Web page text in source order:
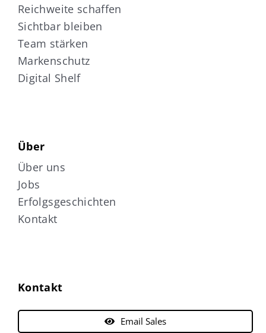
Reichweite schaffen
Sichtbar bleiben
Team stärken
Markenschutz
Digital Shelf
Über
Über uns
Jobs
Erfolgsgeschichten
Kontakt
Kontakt
Email Sales